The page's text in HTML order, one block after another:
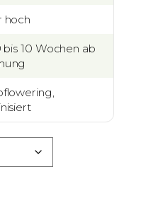
hoch
bis 10 Wochen ab